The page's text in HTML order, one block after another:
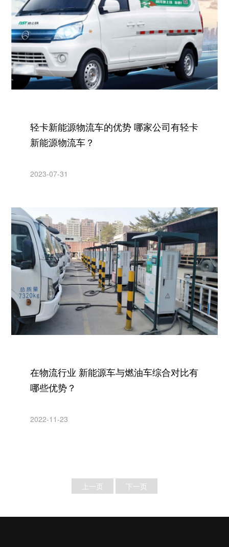
轻卡新能源物流车的优势 哪家公司有轻卡
新能源物流车？
2023-07-31
在物流行业 新能源车与燃油车综合对比有
哪些优势？
2022-11-23
上一页 下一页